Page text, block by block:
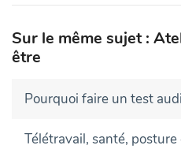
Sur le même sujet :
être
Pourquoi faire un test
Télétravail, santé,